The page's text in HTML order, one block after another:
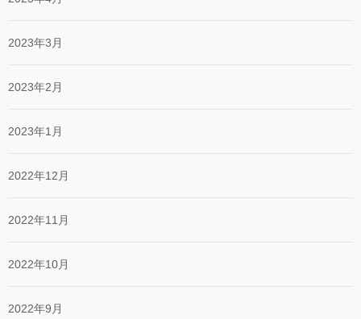
2023年3月
2023年2月
2023年1月
2022年12月
2022年11月
2022年10月
2022年9月